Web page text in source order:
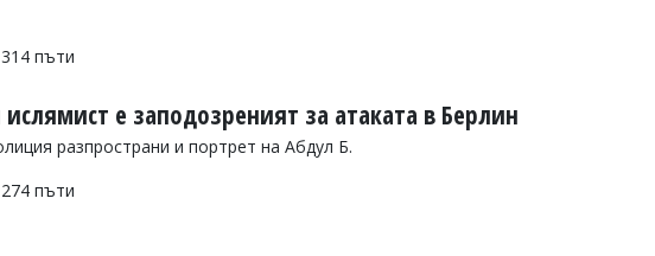
пъти
е заподозреният за атаката в Берлин
разпространи и портрет на Абдул Б.
пъти